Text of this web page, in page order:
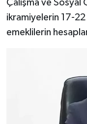
Çalışma ve Sosyal
ikramiyelerin 17-
emeklilerin